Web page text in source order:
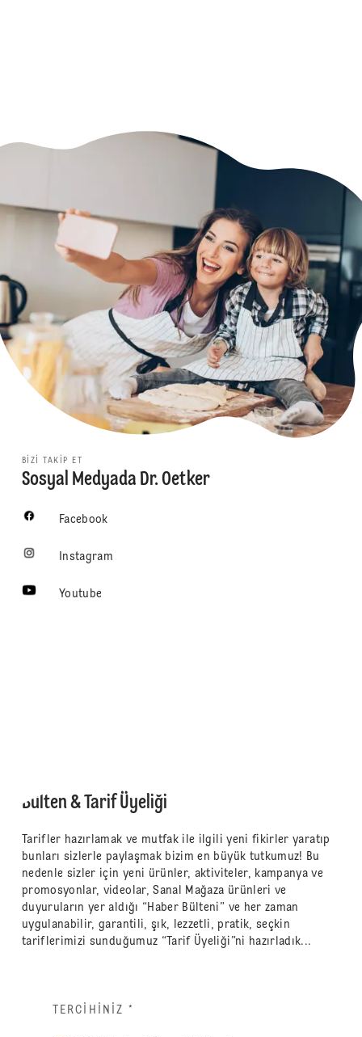
BIZI TAKIP ET
Sosyal Medyada Dr. Oetker
Facebook
Instagram
Youtube
Bülten & Tarif Üyeliği
Tarifler hazırlamak ve mutfak ile ilgili yeni fikirler yaratıp
bunları sizlerle paylaşmak bizim en büyük tutkumuz! Bu
nedenle sizler için yeni ürünler, aktiviteler, kampanya ve
promosyonlar, videolar, Sanal Mağaza ürünleri ve
duyuruların yer aldığı “Haber Bülteni” ve her zaman
uygulanabilir, garantili, şık, lezzetli, pratik, seçkin
tariflerimizi sunduğumuz “Tarif Üyeliği”ni hazırladık...
TERCIHINIZ *